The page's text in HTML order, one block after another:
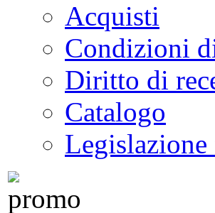
Acquisti
Condizioni
Diritto di
Catalogo